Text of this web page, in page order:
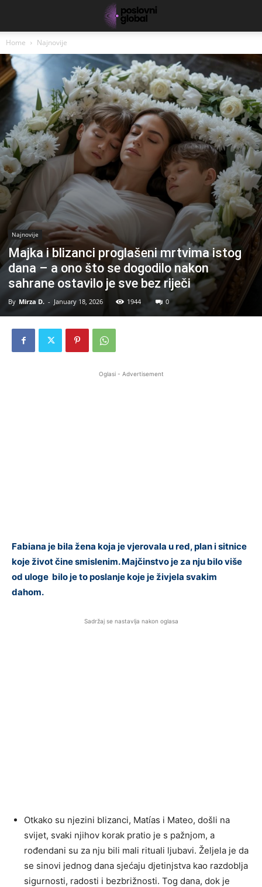
Home Najnovije
Najnovije
Majka i blizanci proglašeni mrtvima istog
dana – a ono što se dogodilo nakon
sahrane ostavilo je sve bez riječi
By Mirza D. - January 18, 2026 1944 0
Oglasi - Advertisement
Fabiana je bila žena koja je vjerovala u red, plan i sitnice
koje život čine smislenim. Majčinstvo je za nju bilo više
od uloge bilo je to poslanje koje je živjela svakim
dahom.
Sadržaj se nastavlja nakon oglasa
Otkako su njezini blizanci, Matías i Mateo, došli na
svijet, svaki njihov korak pratio je s pažnjom, a
rođendani su za nju bili mali rituali ljubavi. Željela je da
se sinovi jednog dana sjećaju djetinjstva kao razdoblja
sigurnosti, radosti i bezbrižnosti. Tog dana, dok je